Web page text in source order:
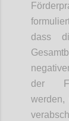
dass
der
werden,